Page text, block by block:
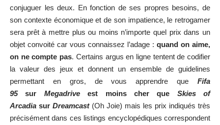
conjuguer les deux. En fonction de ses propres besoins, de
son contexte économique et de son impatience, le retrogamer
sera prêt à mettre plus ou moins n’importe quel prix dans un
objet convoité car vous connaissez l’adage : quand on aime,
on ne compte pas. Certains argus en ligne tentent de codifier
la valeur des jeux et donnent un ensemble de guidelines
permettant en gros, de vous apprendre que Fifa
95sur Megadriveest moins cher que Skies of
Arcadia sur Dreamcast(Oh Joie) mais les prix indiqués très
précisément dans ces listings encyclopédiques correspondent